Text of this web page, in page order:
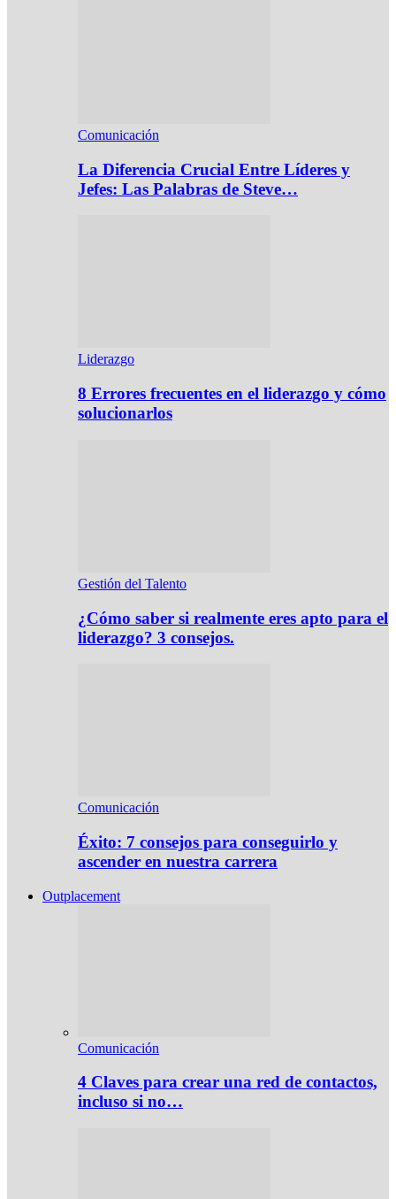
Comunicación
La Diferencia Crucial Entre Líderes y
Jefes: Las Palabras de Steve…
Liderazgo
8 Errores frecuentes en el liderazgo y cómo
solucionarlos
Gestión del Talento
¿Cómo saber si realmente eres apto para el
liderazgo? 3 consejos.
Comunicación
Éxito: 7 consejos para conseguirlo y
ascender en nuestra carrera
Outplacement
Comunicación
4 Claves para crear una red de contactos,
incluso si no…